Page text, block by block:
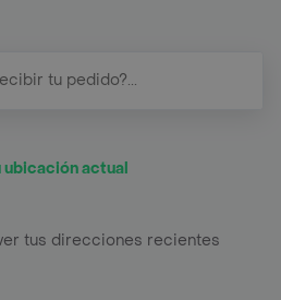
ubicación actual
tus direcciones recientes